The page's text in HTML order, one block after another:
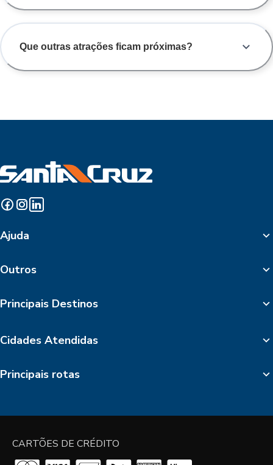
Que outras atrações ficam próximas?
Ajuda
Outros
Principais Destinos
Cidades Atendidas
Principais rotas
CARTÕES DE CRÉDITO